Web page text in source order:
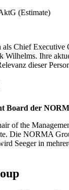
(Estimate)
Chief
Ihre
dieser
Board der
of the
Die NORMA
Seeger in